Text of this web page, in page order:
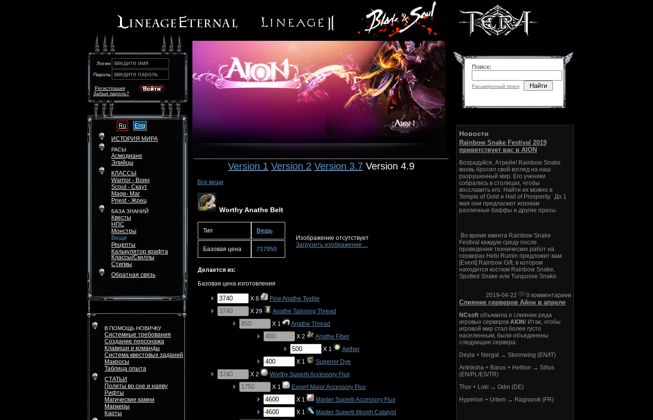
Логин введите имя
Пароль введите пароль
Забыл пароль?
Регистрация
Ru
Eng
ИСТОРИЯ МИРА
РАСЫ
Асмодиане
Элийцы
КЛАССЫ
Warrior - Воин
Scout - Скаут
Mage- Маг
Priest - Жрец
БАЗА ЗНАНИЙ
Квесты
НПС
Монстры
Вещи
Рецепты
Калькулятор крафта
Классы/Скиллы
Стигмы
Обратная связь
В ПОМОЩЬ НОВИЧКУ
Системные требования
Создание персонажа
Клавиши и команды
Система квестовых заданий
Макросы
Таблица опыта
СТАТЬИ
Полеты во сне и наяву
Рифты
Магические камни
Маркеры
Карты
Version 1 Version 2 Version 3.7 Version 4.9
Все вещи
Worthy Anathe Belt
Тип Вещь
Базовая цена 717950
Изображение отсутствует
Загрузить изображение ...
Делается из:
Базовая цена изготовления 0
X 8
Fine Anathe Textile
X 29
Anathe Tailoring Thread
X 1
Anathe Thread
X 2
Anathe Fiber
X 1
Aether
X 1
Superior Dye
X 2
Worthy Superb Accessory Flux
X 1
Expert Major Accessory Flux
X 1
Master Superb Accessory Flux
X 1
Master Superb Morph Catalyst
Поиск:
Расширенный поиск Найти
Новости
Rainbow Snake Festival 2019
приветствует вас в AION
Возрадуйся, Атрейя! Rainbow Snake
вновь бросил свой взгляд на наш
разрушенный мир. Его ученики
собрались в столицах, чтобы
восславить его. Найти их можно в
Temple of Gold и Hall of Prosperity. До 1
мая они предлагают игрокам
различные баффы и другие призы.
Во время ивента Rainbow Snake
Festival каждую среду после
проведения технических работ на
серверах Hebi Rumin предложит вам
[Event] Rainbow Gift, в котором
находится костюм Rainbow Snake,
Spotted Snake или Turquoise Snake.
2019-04-22 0 комментариев
Слияние серверов Айон в апреле
NCsoft объявила о слиянии ряда
игровых серверов AION ! Итак, чтобы
игровой мир стал более густо
населенным, были объединены
следующие сервера:
Deyla + Nergal → Stormwing (EN/IT)
Antriksha + Barus + Hellion → Sillus
(EN/PL/ES/TR)
Thor + Loki → Odin (DE)
Hyperion + Urtem → Ragnarok (FR)